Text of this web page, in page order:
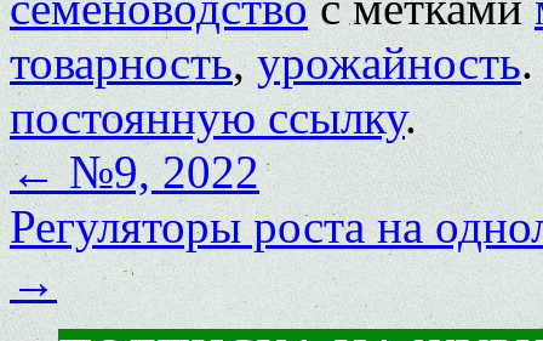
товарность,урожайность.
постоянную ссылку.
←№9, 2022
Регуляторы роста на
→